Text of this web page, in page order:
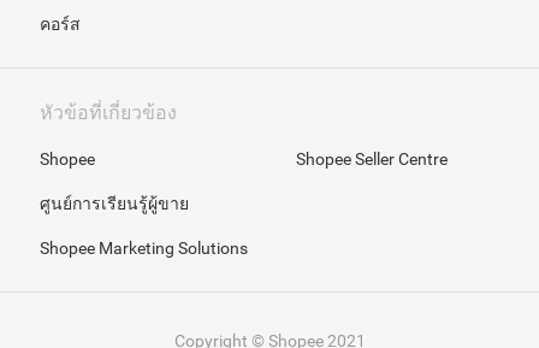
คอร์ส
หัวข้อที่เกี่ยวข้อง
Shopee Shopee Seller Centre
ศูนย์การเรียนรู้ผู้ขาย
Shopee Marketing Solutions
Copyright © Shopee 2021